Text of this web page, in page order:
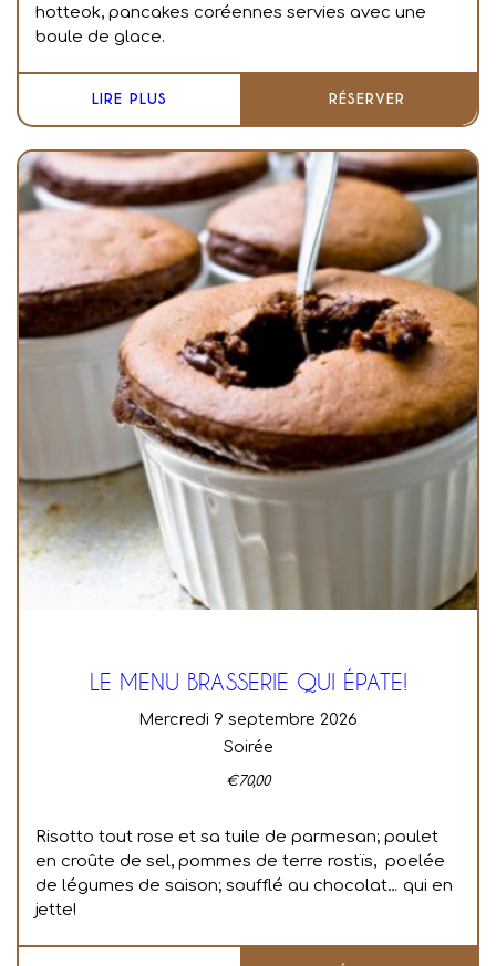
hotteok, pancakes coréennes servies avec une
boule de glace.
LIRE PLUS RÉSERVER
LE MENU BRASSERIE QUI ÉPATE!
mercredi 9 septembre 2026
Soirée
€70,00
Risotto tout rose et sa tuile de parmesan; poulet
en croûte de sel, pommes de terre rostïs, poelée
de légumes de saison; soufflé au chocolat… qui en
jette!